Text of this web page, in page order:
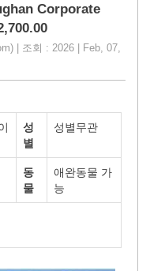
Corporate
| 조회 : 2026 | Feb, 07,
성
별
성별무관
동
물
애완동물 가
능